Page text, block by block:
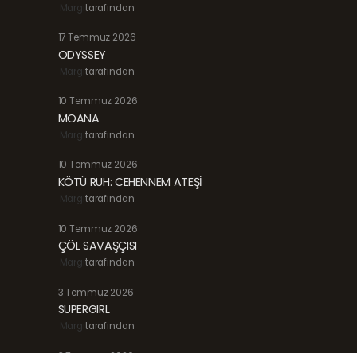
Margitarafından
17 Temmuz 2026
ODYSSEY
Margitarafından
10 Temmuz 2026
MOANA
Margitarafından
10 Temmuz 2026
KÖTÜ RUH: CEHENNEM ATEŞİ
Margitarafından
10 Temmuz 2026
ÇÖL SAVAŞÇISI
Margitarafından
3 Temmuz 2026
SUPERGIRL
Margitarafından